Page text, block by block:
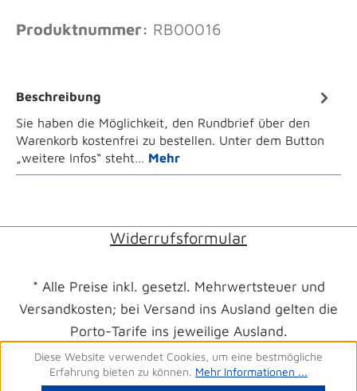
Produktnummer: RB00016
Beschreibung
Sie haben die Möglichkeit, den Rundbrief über den
Warenkorb kostenfrei zu bestellen. Unter dem Button
„weitere Infos“ steht… Mehr
Widerrufsformular
* Alle Preise inkl. gesetzl. Mehrwertsteuer und
Versandkosten; bei Versand ins Ausland gelten die
Porto-Tarife ins jeweilige Ausland.
Diese Website verwendet Cookies, um eine bestmögliche
Erfahrung bieten zu können. Mehr Informationen ...